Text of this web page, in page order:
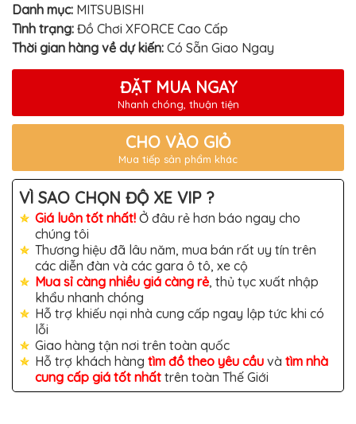
VINFAST
ĐỒ
CHƠI
Ô
CHƠI
XE
ĐỒ
CHƠI
XE
HƠI
CAO
CẤP
ĐỒ
CHƠI
XE
MÁY
DÁN
DECAL
Ô
TÔ
Danh mục: MITSUBISHI
Tình trạng: Đồ Chơi XFORCE Cao Cấp
Thời gian hàng về dự kiến: Có Sẵn Giao Ngay
ĐẶT MUA NGAY
Nhanh chóng, thuận tiện
CHO VÀO GIỎ
Mua tiếp sản phẩm khác
VÌ SAO CHỌN ĐỘ XE VIP ?
Giá luôn tốt nhất! Ở đâu rẻ hơn báo ngay cho
chúng tôi
Thương hiệu đã lâu năm, mua bán rất uy tín trên
các diễn đàn và các gara ô tô, xe cộ
Mua sỉ càng nhiều giá càng rẻ, thủ tục xuất nhập
khẩu nhanh chóng
Hỗ trợ khiếu nại nhà cung cấp ngay lập tức khi có
lỗi
Giao hàng tận nơi trên toàn quốc
Hỗ trợ khách hàng tìm đồ theo yêu cầu và tìm nhà
cung cấp giá tốt nhất trên toàn Thế Giới